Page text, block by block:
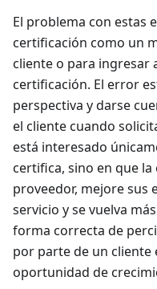
El problema con estas
certificación como un
cliente o para ingresar
certificación. El error
perspectiva y darse
el cliente cuando
está interesado
certifica, sino en que
proveedor, mejore sus
servicio y se vuelva
forma correcta de
por parte de un cliente
oportunidad de